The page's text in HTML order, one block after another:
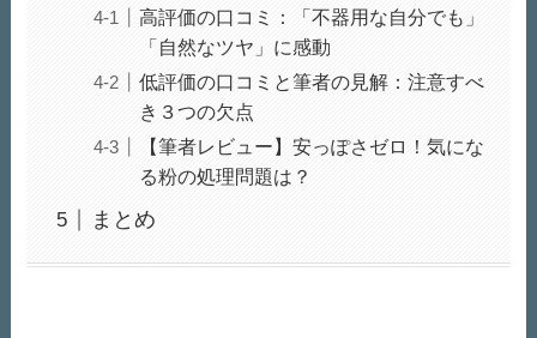
高評価の口コミ：「不器用な自分でも」
「自然なツヤ」に感動
低評価の口コミと筆者の見解：注意すべ
き３つの欠点
【筆者レビュー】安っぽさゼロ！気にな
る粉の処理問題は？
まとめ